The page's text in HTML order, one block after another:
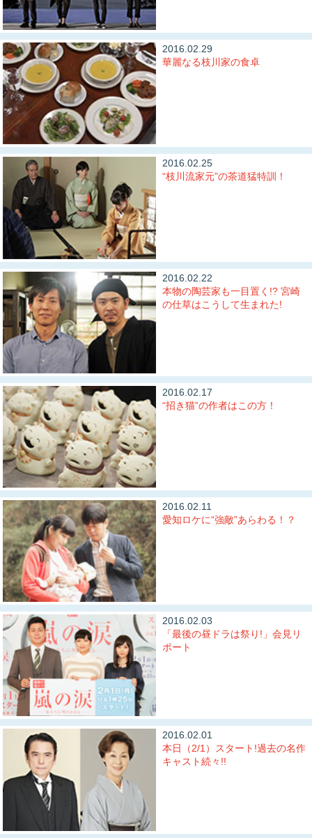
2016.02.29
華麗なる枝川家の食卓
2016.02.25
“枝川流家元”の茶道猛特訓！
2016.02.22
本物の陶芸家も一目置く!? 宮崎
の仕草はこうして生まれた!
2016.02.17
“招き猫”の作者はこの方！
2016.02.11
愛知ロケに“強敵”あらわる！？
2016.02.03
「最後の昼ドラは祭り!」会見リ
ポート
2016.02.01
本日（2/1）スタート!過去の名作
キャスト続々!!